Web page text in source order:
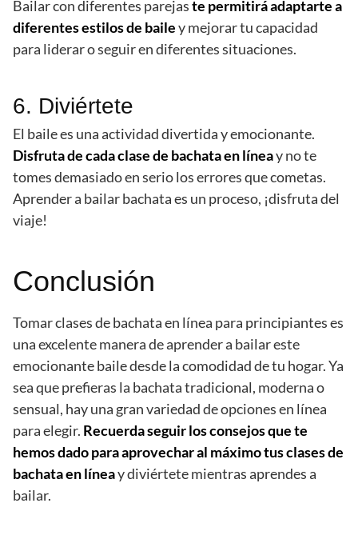
Bailar con diferentes parejaste permitirá adaptarte a
diferentes estilos de bailey mejorar tu capacidad
para liderar o seguir en diferentes situaciones.
6. Diviértete
El baile es una actividad divertida y emocionante.
Disfruta de cada clase de bachata en líneay no te
tomes demasiado en serio los errores que cometas.
Aprender a bailar bachata es un proceso, ¡disfruta del
viaje!
Conclusión
Tomar clases de bachata en línea para principiantes es
una excelente manera de aprender a bailar este
emocionante baile desde la comodidad de tu hogar. Ya
sea que prefieras la bachata tradicional, moderna o
sensual, hay una gran variedad de opciones en línea
para elegir. Recuerda seguir los consejos que te
hemos dado para aprovechar al máximo tus clases de
bachata en líneay diviértete mientras aprendes a
bailar.